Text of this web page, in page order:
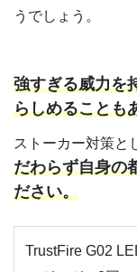
うでしょう。
強すぎる威力を
らしめることも
ストーカー対策と
だわらず自身の
ださい。
TrustFire G02